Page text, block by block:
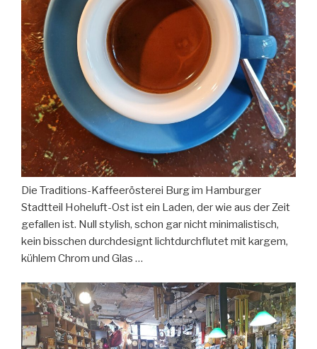
Die Traditions-Kaffeerösterei Burg im Hamburger
Stadtteil Hoheluft-Ost ist ein Laden, der wie aus der Zeit
gefallen ist. Null stylish, schon gar nicht minimalistisch,
kein bisschen durchdesignt lichtdurchflutet mit kargem,
kühlem Chrom und Glas …